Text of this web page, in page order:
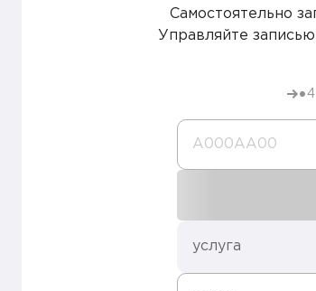
Самостоятельно
Управляйте
А000AA00
услуга